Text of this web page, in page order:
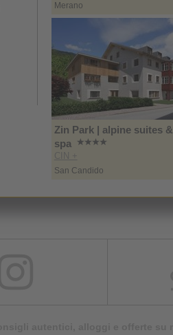
Merano
Zin Park | alpine suites &
spa
CIN +
San Candido